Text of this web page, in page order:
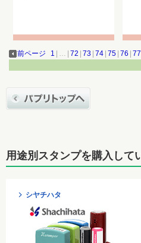
前ページ 1 … 72 73 74 75 76 77
用途別スタンプを購入して
シヤチハタ